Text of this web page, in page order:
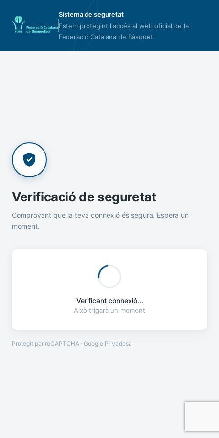
Sistema de seguretat
Estem protegint l'accés al web oficial de la
Federació Catalana de Bàsquet.
Verificació de seguretat
Comprovant que la teva connexió és segura. Espera un
moment.
Verificant connexió...
Això trigarà un moment
Protegit per reCAPTCHA · Google Privadesa